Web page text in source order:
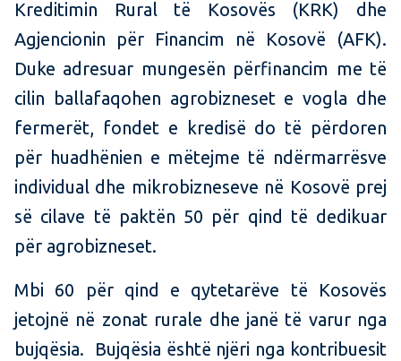
Kreditimin Rural të Kosovës (KRK) dhe
Agjencionin për Financim në Kosovë (AFK).
Duke adresuar mungesën përfinancim me të
cilin ballafaqohen agrobizneset e vogla dhe
fermerët, fondet e kredisë do të përdoren
për huadhënien e mëtejme të ndërmarrësve
individual dhe mikrobizneseve në Kosovë prej
së cilave të paktën 50 për qind të dedikuar
për agrobizneset.
Mbi 60 për qind e qytetarëve të Kosovës
jetojnë në zonat rurale dhe janë të varur nga
bujqësia. Bujqësia është njëri nga kontribuesit